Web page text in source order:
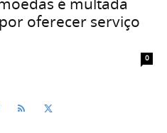
oferecer serviço
0